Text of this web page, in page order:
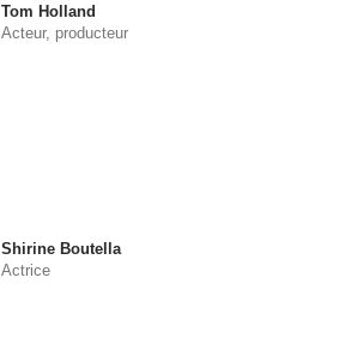
Tom Holland
Acteur, producteur
Shirine Boutella
Actrice